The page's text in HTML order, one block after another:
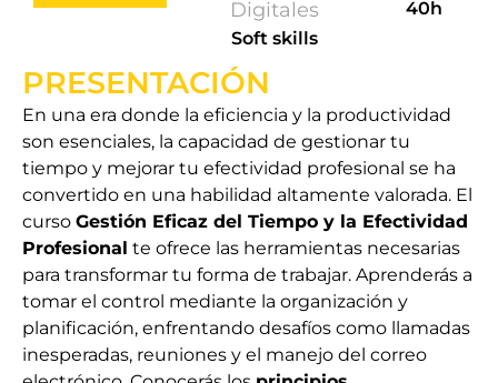
Digitales
Soft skills
40h
PRESENTACIÓN
En una era donde la eficiencia y la productividad
son esenciales, la capacidad de gestionar tu
tiempo y mejorar tu efectividad profesional se ha
convertido en una habilidad altamente valorada. El
curso Gestión Eficaz del Tiempo y la Efectividad
Profesional te ofrece las herramientas necesarias
para transformar tu forma de trabajar. Aprenderás a
tomar el control mediante la organización y
planificación, enfrentando desafíos como llamadas
inesperadas, reuniones y el manejo del correo